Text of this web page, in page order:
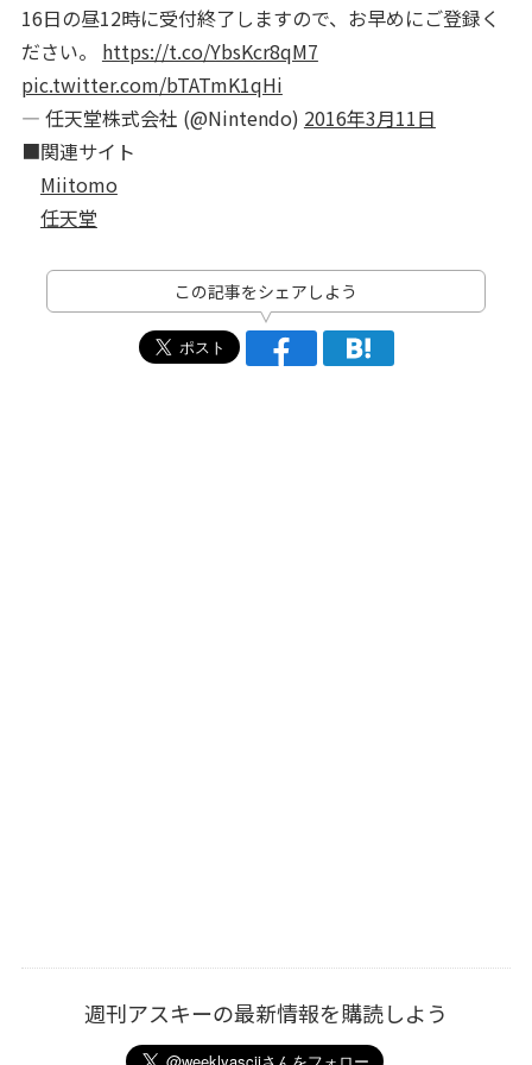
16日の昼12時に受付終了しますので、お早めにご登録く
ださい。 https://t.co/YbsKcr8qM7
pic.twitter.com/bTATmK1qHi
— 任天堂株式会社 (@Nintendo) 2016年3月11日
■関連サイト
Miitomo
任天堂
この記事をシェアしよう
週刊アスキーの最新情報を購読しよう